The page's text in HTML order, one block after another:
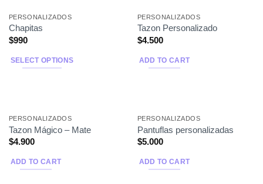
PERSONALIZADOS
Chapitas
$990
SELECT OPTIONS
PERSONALIZADOS
Tazon Personalizado
$4.500
ADD TO CART
PERSONALIZADOS
Tazon Mágico – Mate
$4.900
ADD TO CART
PERSONALIZADOS
Pantuflas personalizadas
$5.000
ADD TO CART